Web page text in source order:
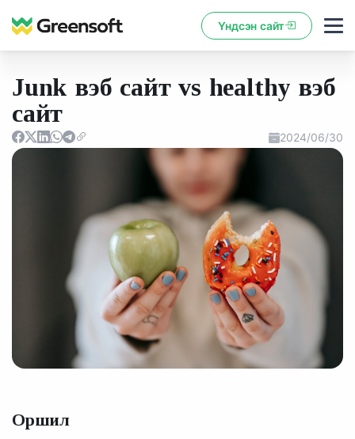
Үндсэн сайт
Junk вэб сайт vs healthy вэб
сайт
2024/06/30
Оршил